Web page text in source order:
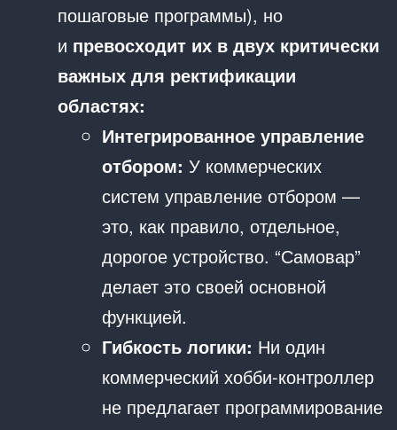
пошаговые программы), но
и превосходит их в двух критически
важных для ректификации
областях:
Интегрированное управление
отбором: У коммерческих
систем управление отбором —
это, как правило, отдельное,
дорогое устройство. “Самовар”
делает это своей основной
функцией.
Гибкость логики: Ни один
коммерческий хобби-контроллер
не предлагает программирование